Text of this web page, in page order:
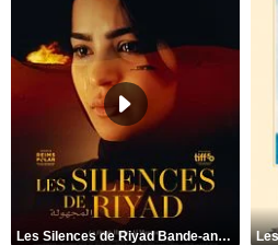
Les Silences de Riyad Bande-annonce VO STFR